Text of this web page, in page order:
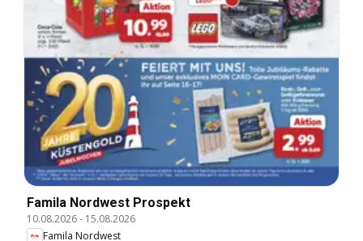
Famila Nordwest Prospekt
10.08.2026- 15.08.2026
Famila Nordwest